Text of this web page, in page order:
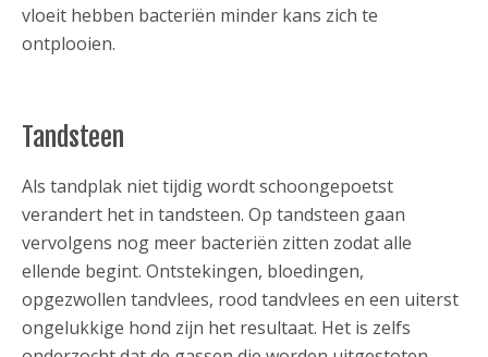
vloeit hebben bacteriën minder kans zich te
ontplooien.
Tandsteen
Als tandplak niet tijdig wordt schoongepoetst
verandert het in tandsteen. Op tandsteen gaan
vervolgens nog meer bacteriën zitten zodat alle
ellende begint. Ontstekingen, bloedingen,
opgezwollen tandvlees, rood tandvlees en een uiterst
ongelukkige hond zijn het resultaat. Het is zelfs